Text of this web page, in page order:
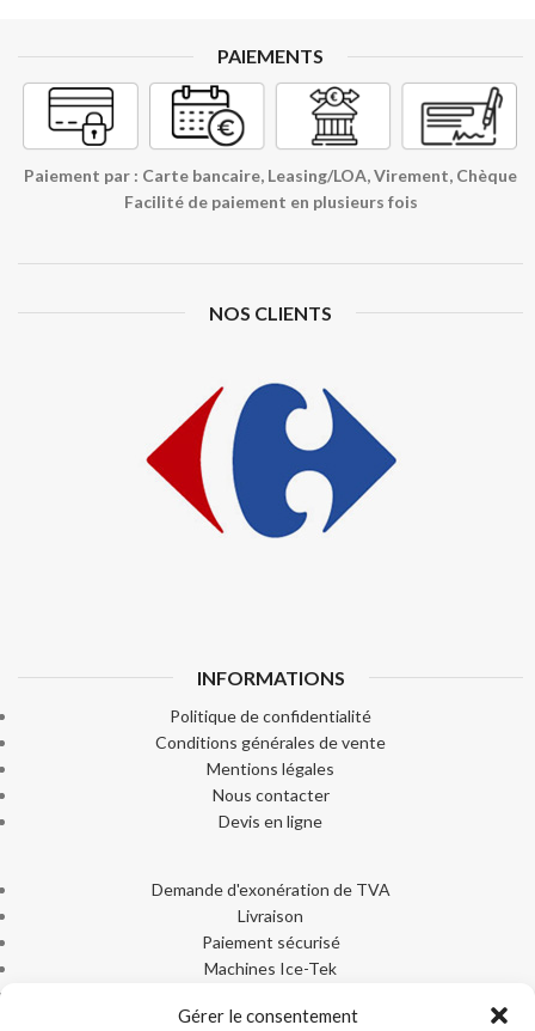
Gérer le consentement
PAIEMENTS
Paiement par : Carte bancaire, Leasing/LOA, Virement, Chèque
Facilité de paiement en plusieurs fois
NOS CLIENTS
INFORMATIONS
Politique de confidentialité
Conditions générales de vente
Mentions légales
Nous contacter
Devis en ligne
Demande d'exonération de TVA
Livraison
Paiement sécurisé
Machines Ice-Tek